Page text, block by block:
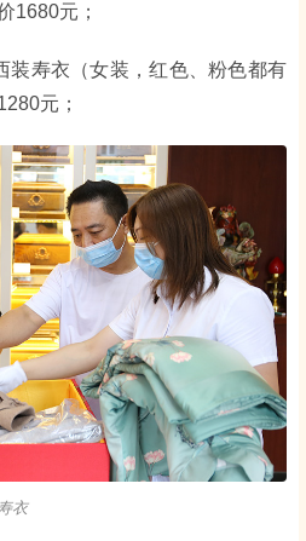
1680元；
装寿衣（女装，红色、粉色都有
元；
衣